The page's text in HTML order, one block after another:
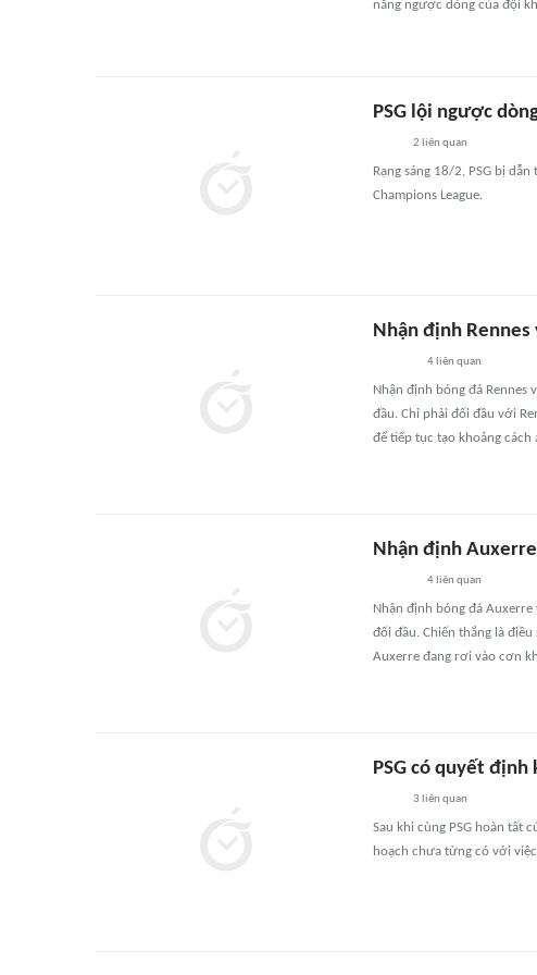
năng ngược dòng của đội
PSG lội ngược
2 liên quan
Rạng sáng 18/2, PSG bị
Champions League.
Nhận định Rennes
4liên quan
Nhận định bóng đá Rennes
đầu. Chỉ phải đối đầu với
để tiếp tục tạo khoảng
Nhận định
4liên quan
Nhận định bóng đá
đối đầu. Chiến thắng là
Auxerre đang rơi vào cơn
PSG có quyết định
3 liên quan
Sau khi cùng PSG hoàn tất
hoạch chưa từng có với